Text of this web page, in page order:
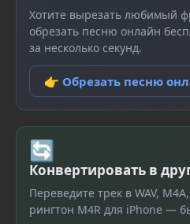
Хотите вырезать любимый
обрезать песню онлайн
за несколько секунд.
👉 Обрезать песню
🔄
Конвертировать в
Переведите трек в WAV,
рингтон M4R для iPhone —